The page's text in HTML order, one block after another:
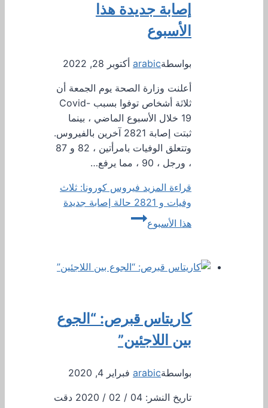
إصابة جديدة هذا
الأسبوع
بواسطةarabic أكتوبر 28, 2022
أعلنت وزارة الصحة يوم الجمعة أن
ثلاثة أشخاص توفوا بسبب Covid-
19 خلال الأسبوع الماضي ، بينما
ثبتت إصابة 2821 آخرين بالفيروس.
وتتعلق الوفيات بامرأتين ، 82 و 87
، ورجل ، 90 ، مما يرفع…
قراءة المزيد فيروس كورونا: ثلاث
وفيات و 2821 حالة إصابة جديدة
هذا الأسبوع
كاريتاس قبرص: “الجوع
بين اللاجئين”
بواسطةarabic فبراير 4, 2020
تاريخ النشر: 04 / 02 / 2020 دقت